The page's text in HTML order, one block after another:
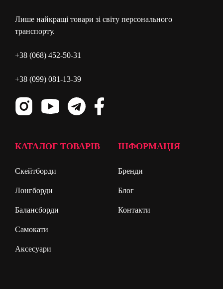
Лише найкращі товари зі світу персонального
транспорту.
+38 (068) 452-50-31
+38 (099) 081-13-39
КАТАЛОГ ТОВАРІВ
Скейтборди
Лонгборди
Балансборди
Самокати
Аксесуари
ІНФОРМАЦІЯ
Бренди
Блог
Контакти